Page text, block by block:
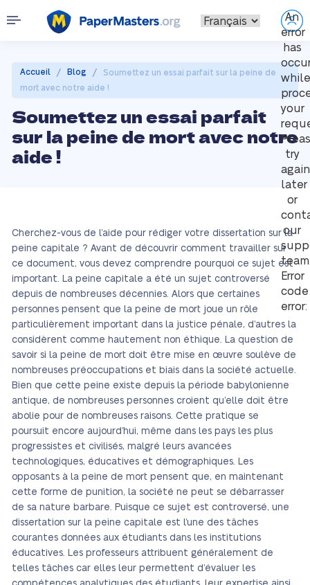
An
error
has
while
your
try
again
later
or
our
Error
code
error:
Accueil / Blog /
Soumettez un essai parfait sur la peine de
mort avec notre aide !
Soumettez un essai parfait
sur la peine de mort avec notre
aide !
Cherchez-vous de l’aide pour rédiger votre dissertation sur la
peine capitale ? Avant de découvrir comment travailler sur
ce document, vous devez comprendre pourquoi ce sujet est
important. La peine capitale a été un sujet controversé
depuis de nombreuses décennies. Alors que certaines
personnes pensent que la peine de mort joue un rôle
particulièrement important dans la justice pénale, d’autres la
considèrent comme hautement non éthique. La question de
savoir si la peine de mort doit être mise en œuvre soulève de
nombreuses préoccupations et biais dans la société actuelle.
Bien que cette peine existe depuis la période babylonienne
antique, de nombreuses personnes croient qu’elle doit être
abolie pour de nombreuses raisons. Cette pratique se
poursuit encore aujourd’hui, même dans les pays les plus
progressistes et civilisés, malgré leurs avancées
technologiques, éducatives et démographiques. Les
opposants à la peine de mort pensent que, en maintenant
cette forme de punition, la société ne peut se débarrasser
de sa nature barbare. Puisque ce sujet est controversé, une
dissertation sur la peine capitale est l’une des tâches
courantes données aux étudiants dans les institutions
éducatives. Les professeurs attribuent généralement de
telles tâches car elles leur permettent d’évaluer les